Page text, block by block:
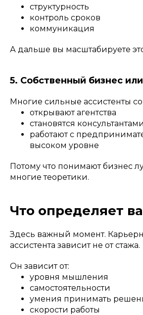
структурность
контроль сроков
коммуникация
А дальше вы масштабируете
5. Собственный бизнес
Многие сильные ассистенты
открывают агентства
становятся консультантами
работают с
высоком уровне
Потому что понимают бизнес
многие теоретики.
Что определяет
Здесь важный момент.
ассистента зависит не от стажа.
Он зависит от:
уровня мышления
самостоятельности
умения принимать
скорости работы